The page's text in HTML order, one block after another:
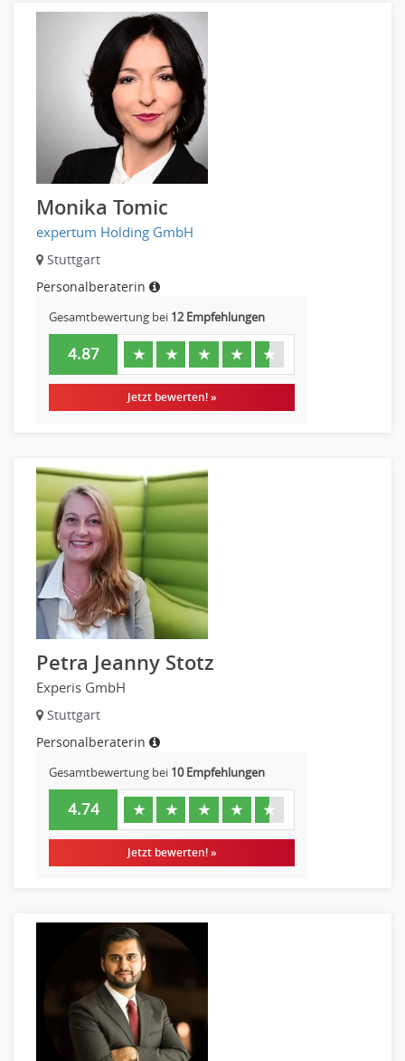
Monika Tomic
expertum Holding GmbH
Stuttgart
Personalberaterin
Gesamtbewertung bei 12 Empfehlungen
4.87 ★ ★ ★ ★ ★
Jetzt bewerten! »
Petra Jeanny Stotz
Experis GmbH
Stuttgart
Personalberaterin
Gesamtbewertung bei 10 Empfehlungen
4.74 ★ ★ ★ ★ ★
Jetzt bewerten! »